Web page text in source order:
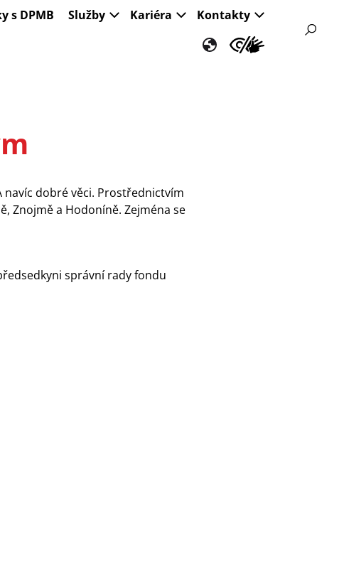
s DPMB Služby Kariéra Kontakty
dobré věci. Prostřednictvím
Znojmě a Hodoníně. Zejména se
správní rady fondu